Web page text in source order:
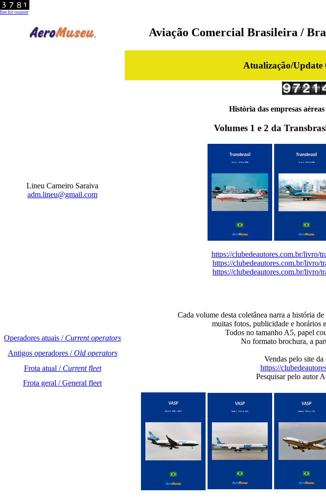
free hit counter
Aviação Comercial Brasileira /
Atualização/Update
Lineu Carneiro Saraiva
adm.lineu@gmail.com
História das empresas
Volumes 1 e 2 da
https://clubedeautores.com.br/livro/
https://clubedeautores.com.br/livro/
https://clubedeautores.com.br/livro/
Cada volume desta coletânea narra a história
muitas fotos, publicidade e horários
Todos no tamanho A5, papel
No formato brochura, a
Vendas pelo site da
https://
Pesquisar pelo autor
Operadores atuais / Current operators
Antigos operadores /Old operators
Frota atual / Current fleet
Frota geral / General fleet